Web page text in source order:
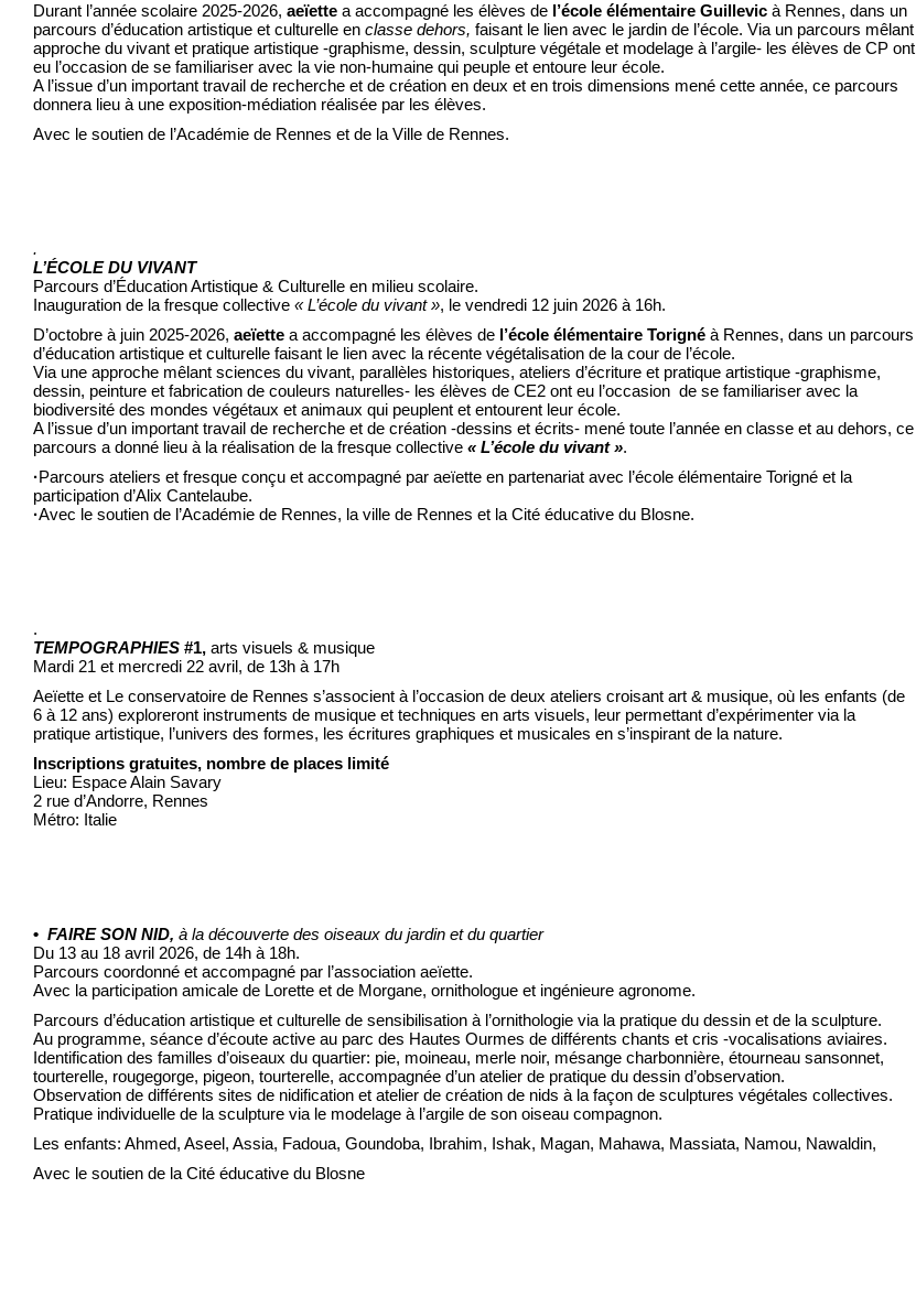
Durant l’année scolaire 2025-2026, aeïette a accompagné les élèves de l’école élémentaire Guillevic à Rennes, dans un
parcours d’éducation artistique et culturelle en classe dehors, faisant le lien avec le jardin de l’école. Via un parcours mêlant
approche du vivant et pratique artistique -graphisme, dessin, sculpture végétale et modelage à l’argile- les élèves de CP ont
eu l’occasion de se familiariser avec la vie non-humaine qui peuple et entoure leur école.
A l’issue d’un important travail de recherche et de création en deux et en trois dimensions mené cette année, ce parcours
donnera lieu à une exposition-médiation réalisée par les élèves.
Avec le soutien de l’Académie de Rennes et de la Ville de Rennes.
.
L’ÉCOLE DU VIVANT
Parcours d’Éducation Artistique & Culturelle en milieu scolaire.
Inauguration de la fresque collective « L’école du vivant », le vendredi 12 juin 2026 à 16h.
D’octobre à juin 2025-2026, aeïette a accompagné les élèves de l’école élémentaire Torigné à Rennes, dans un parcours
d’éducation artistique et culturelle faisant le lien avec la récente végétalisation de la cour de l’école.
Via une approche mêlant sciences du vivant, parallèles historiques, ateliers d’écriture et pratique artistique -graphisme,
dessin, peinture et fabrication de couleurs naturelles- les élèves de CE2 ont eu l’occasion de se familiariser avec la
biodiversité des mondes végétaux et animaux qui peuplent et entourent leur école.
A l’issue d’un important travail de recherche et de création -dessins et écrits- mené toute l’année en classe et au dehors, ce
parcours a donné lieu à la réalisation de la fresque collective « L’école du vivant ».
·Parcours ateliers et fresque conçu et accompagné par aeïette en partenariat avec l’école élémentaire Torigné et la
participation d’Alix Cantelaube.
·Avec le soutien de l’Académie de Rennes, la ville de Rennes et la Cité éducative du Blosne.
.
TEMPOGRAPHIES #1, arts visuels & musique
Mardi 21 et mercredi 22 avril, de 13h à 17h
Aeïette et Le conservatoire de Rennes s’associent à l’occasion de deux ateliers croisant art & musique, où les enfants (de
6 à 12 ans) exploreront instruments de musique et techniques en arts visuels, leur permettant d’expérimenter via la
pratique artistique, l’univers des formes, les écritures graphiques et musicales en s’inspirant de la nature.
Inscriptions gratuites, nombre de places limité
Lieu: Espace Alain Savary
2 rue d’Andorre, Rennes
Métro: Italie
• FAIRE SON NID, à la découverte des oiseaux du jardin et du quartier
Du 13 au 18 avril 2026, de 14h à 18h.
Parcours coordonné et accompagné par l’association aeïette.
Avec la participation amicale de Lorette et de Morgane, ornithologue et ingénieure agronome.
Parcours d’éducation artistique et culturelle de sensibilisation à l’ornithologie via la pratique du dessin et de la sculpture.
Au programme, séance d’écoute active au parc des Hautes Ourmes de différents chants et cris -vocalisations aviaires.
Identification des familles d’oiseaux du quartier: pie, moineau, merle noir, mésange charbonnière, étourneau sansonnet,
tourterelle, rougegorge, pigeon, tourterelle, accompagnée d’un atelier de pratique du dessin d’observation.
Observation de différents sites de nidification et atelier de création de nids à la façon de sculptures végétales collectives.
Pratique individuelle de la sculpture via le modelage à l’argile de son oiseau compagnon.
Les enfants: Ahmed, Aseel, Assia, Fadoua, Goundoba, Ibrahim, Ishak, Magan, Mahawa, Massiata, Namou, Nawaldin,
Avec le soutien de la Cité éducative du Blosne